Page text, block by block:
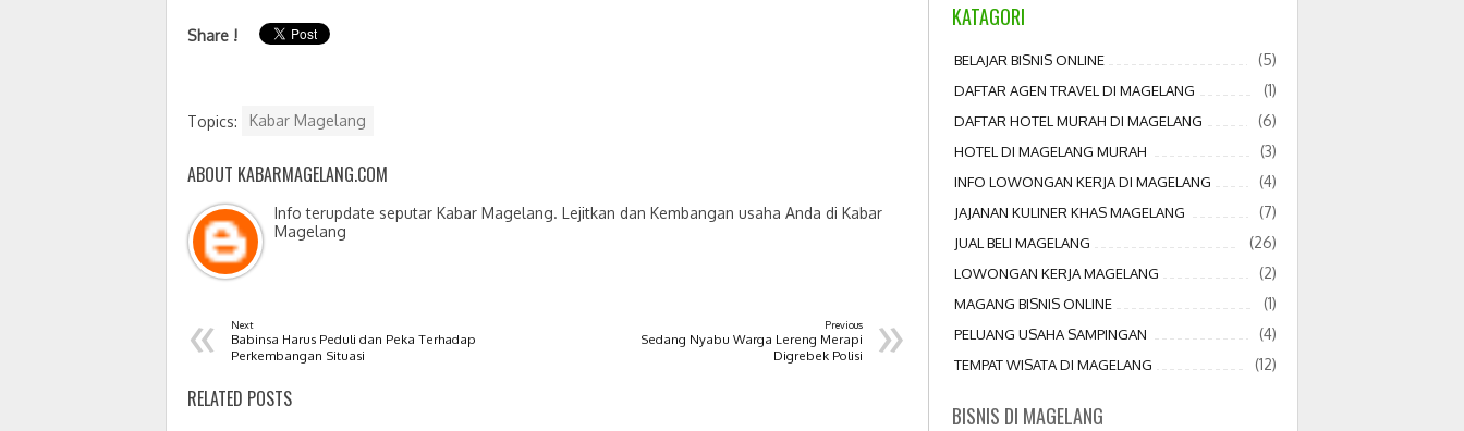
Share !
Topics: Kabar Magelang
ABOUT KABARMAGELANG.COM
Info terupdate seputar Kabar Magelang. Lejitkan dan Kembangan usaha Anda di Kabar
Magelang
« Next
Babinsa Harus Peduli dan Peka Terhadap
Perkembangan Situasi
»
Previous
Sedang Nyabu Warga Lereng Merapi
Digrebek Polisi
RELATED POSTS
KATAGORI
BELAJAR BISNIS ONLINE (5)
DAFTAR AGEN TRAVEL DI MAGELANG (1)
DAFTAR HOTEL MURAH DI MAGELANG (6)
HOTEL DI MAGELANG MURAH (3)
INFO LOWONGAN KERJA DI MAGELANG (4)
JAJANAN KULINER KHAS MAGELANG (7)
JUAL BELI MAGELANG (26)
LOWONGAN KERJA MAGELANG (2)
MAGANG BISNIS ONLINE (1)
PELUANG USAHA SAMPINGAN (4)
TEMPAT WISATA DI MAGELANG (12)
BISNIS DI MAGELANG